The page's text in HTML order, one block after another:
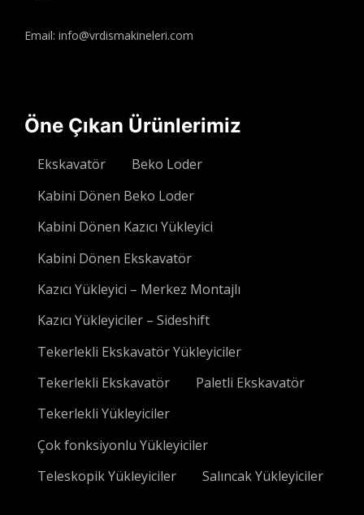
Email: info@vrdismakineleri.com
Öne Çıkan Ürünlerimiz
Ekskavatör
Beko Loder
Kabini Dönen Beko Loder
Kabini Dönen Kazıcı Yükleyici
Kabini Dönen Ekskavatör
Kazıcı Yükleyici – Merkez Montajlı
Kazıcı Yükleyiciler – Sideshift
Tekerlekli Ekskavatör Yükleyiciler
Tekerlekli Ekskavatör
Paletli Ekskavatör
Tekerlekli Yükleyiciler
Çok fonksiyonlu Yükleyiciler
Teleskopik Yükleyiciler
Salıncak Yükleyiciler